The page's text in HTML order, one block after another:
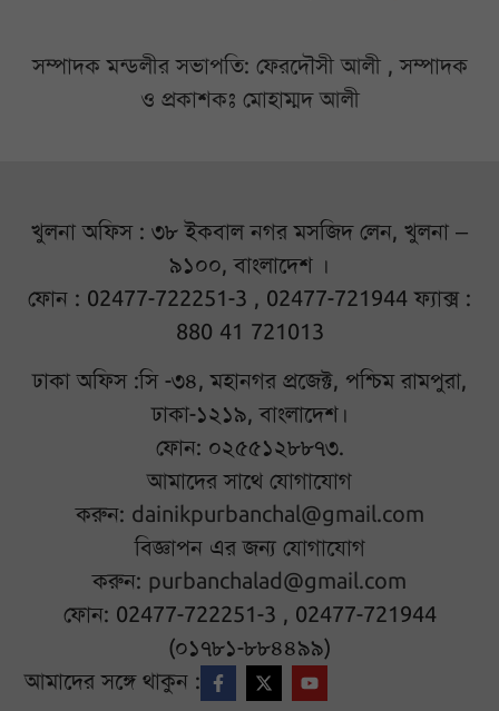
সম্পাদক মন্ডলীর সভাপতি: ফেরদৌসী আলী , সম্পাদক
ও প্রকাশকঃ মোহাম্মদ আলী
খুলনা অফিস : ৩৮ ইকবাল নগর মসজিদ লেন, খুলনা –
৯১০০, বাংলাদেশ ।
ফোন : 02477-722251-3 , 02477-721944 ফ্যাক্স :
880 41 721013
ঢাকা অফিস :সি -৩৪, মহানগর প্রজেক্ট, পশ্চিম রামপুরা,
ঢাকা-১২১৯, বাংলাদেশ।
ফোন: ০২৫৫১২৮৮৭৩.
আমাদের সাথে যোগাযোগ
করুন: dainikpurbanchal@gmail.com
বিজ্ঞাপন এর জন্য যোগাযোগ
করুন: purbanchalad@gmail.com
ফোন: 02477-722251-3 , 02477-721944
(০১৭৮১-৮৮৪৪৯৯)
আমাদের সঙ্গে থাকুন :